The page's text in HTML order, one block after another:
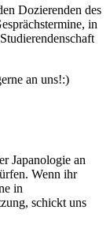
Dozierenden des
in
an uns!:)
Japanologie an
Wenn ihr
in
schickt uns